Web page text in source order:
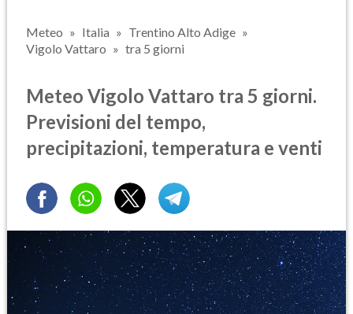
Meteo Italia
Trentino Alto Adige
Vigolo Vattaro
tra 5 giorni
Meteo Vigolo Vattaro tra 5 giorni.
Previsioni del tempo,
precipitazioni, temperatura e venti